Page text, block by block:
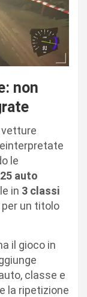
non
le
25 auto
in 3 classi
per un titolo
il gioco in
classe e
la ripetizione